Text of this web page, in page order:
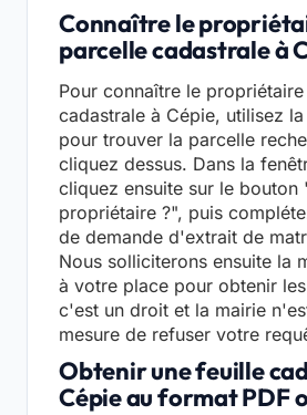
Connaître le
parcelle cadastrale à
Pour connaître le
cadastrale à Cépie, utilisez
pour trouver la parcelle
cliquez dessus. Dans la
cliquez ensuite sur le bouton
propriétaire ?", puis
de demande d'extrait de
Nous solliciterons ensuite la
à votre place pour obtenir
c'est un droit et la mairie
mesure de refuser votre
Obtenir une feuille
Cépie au format PDF